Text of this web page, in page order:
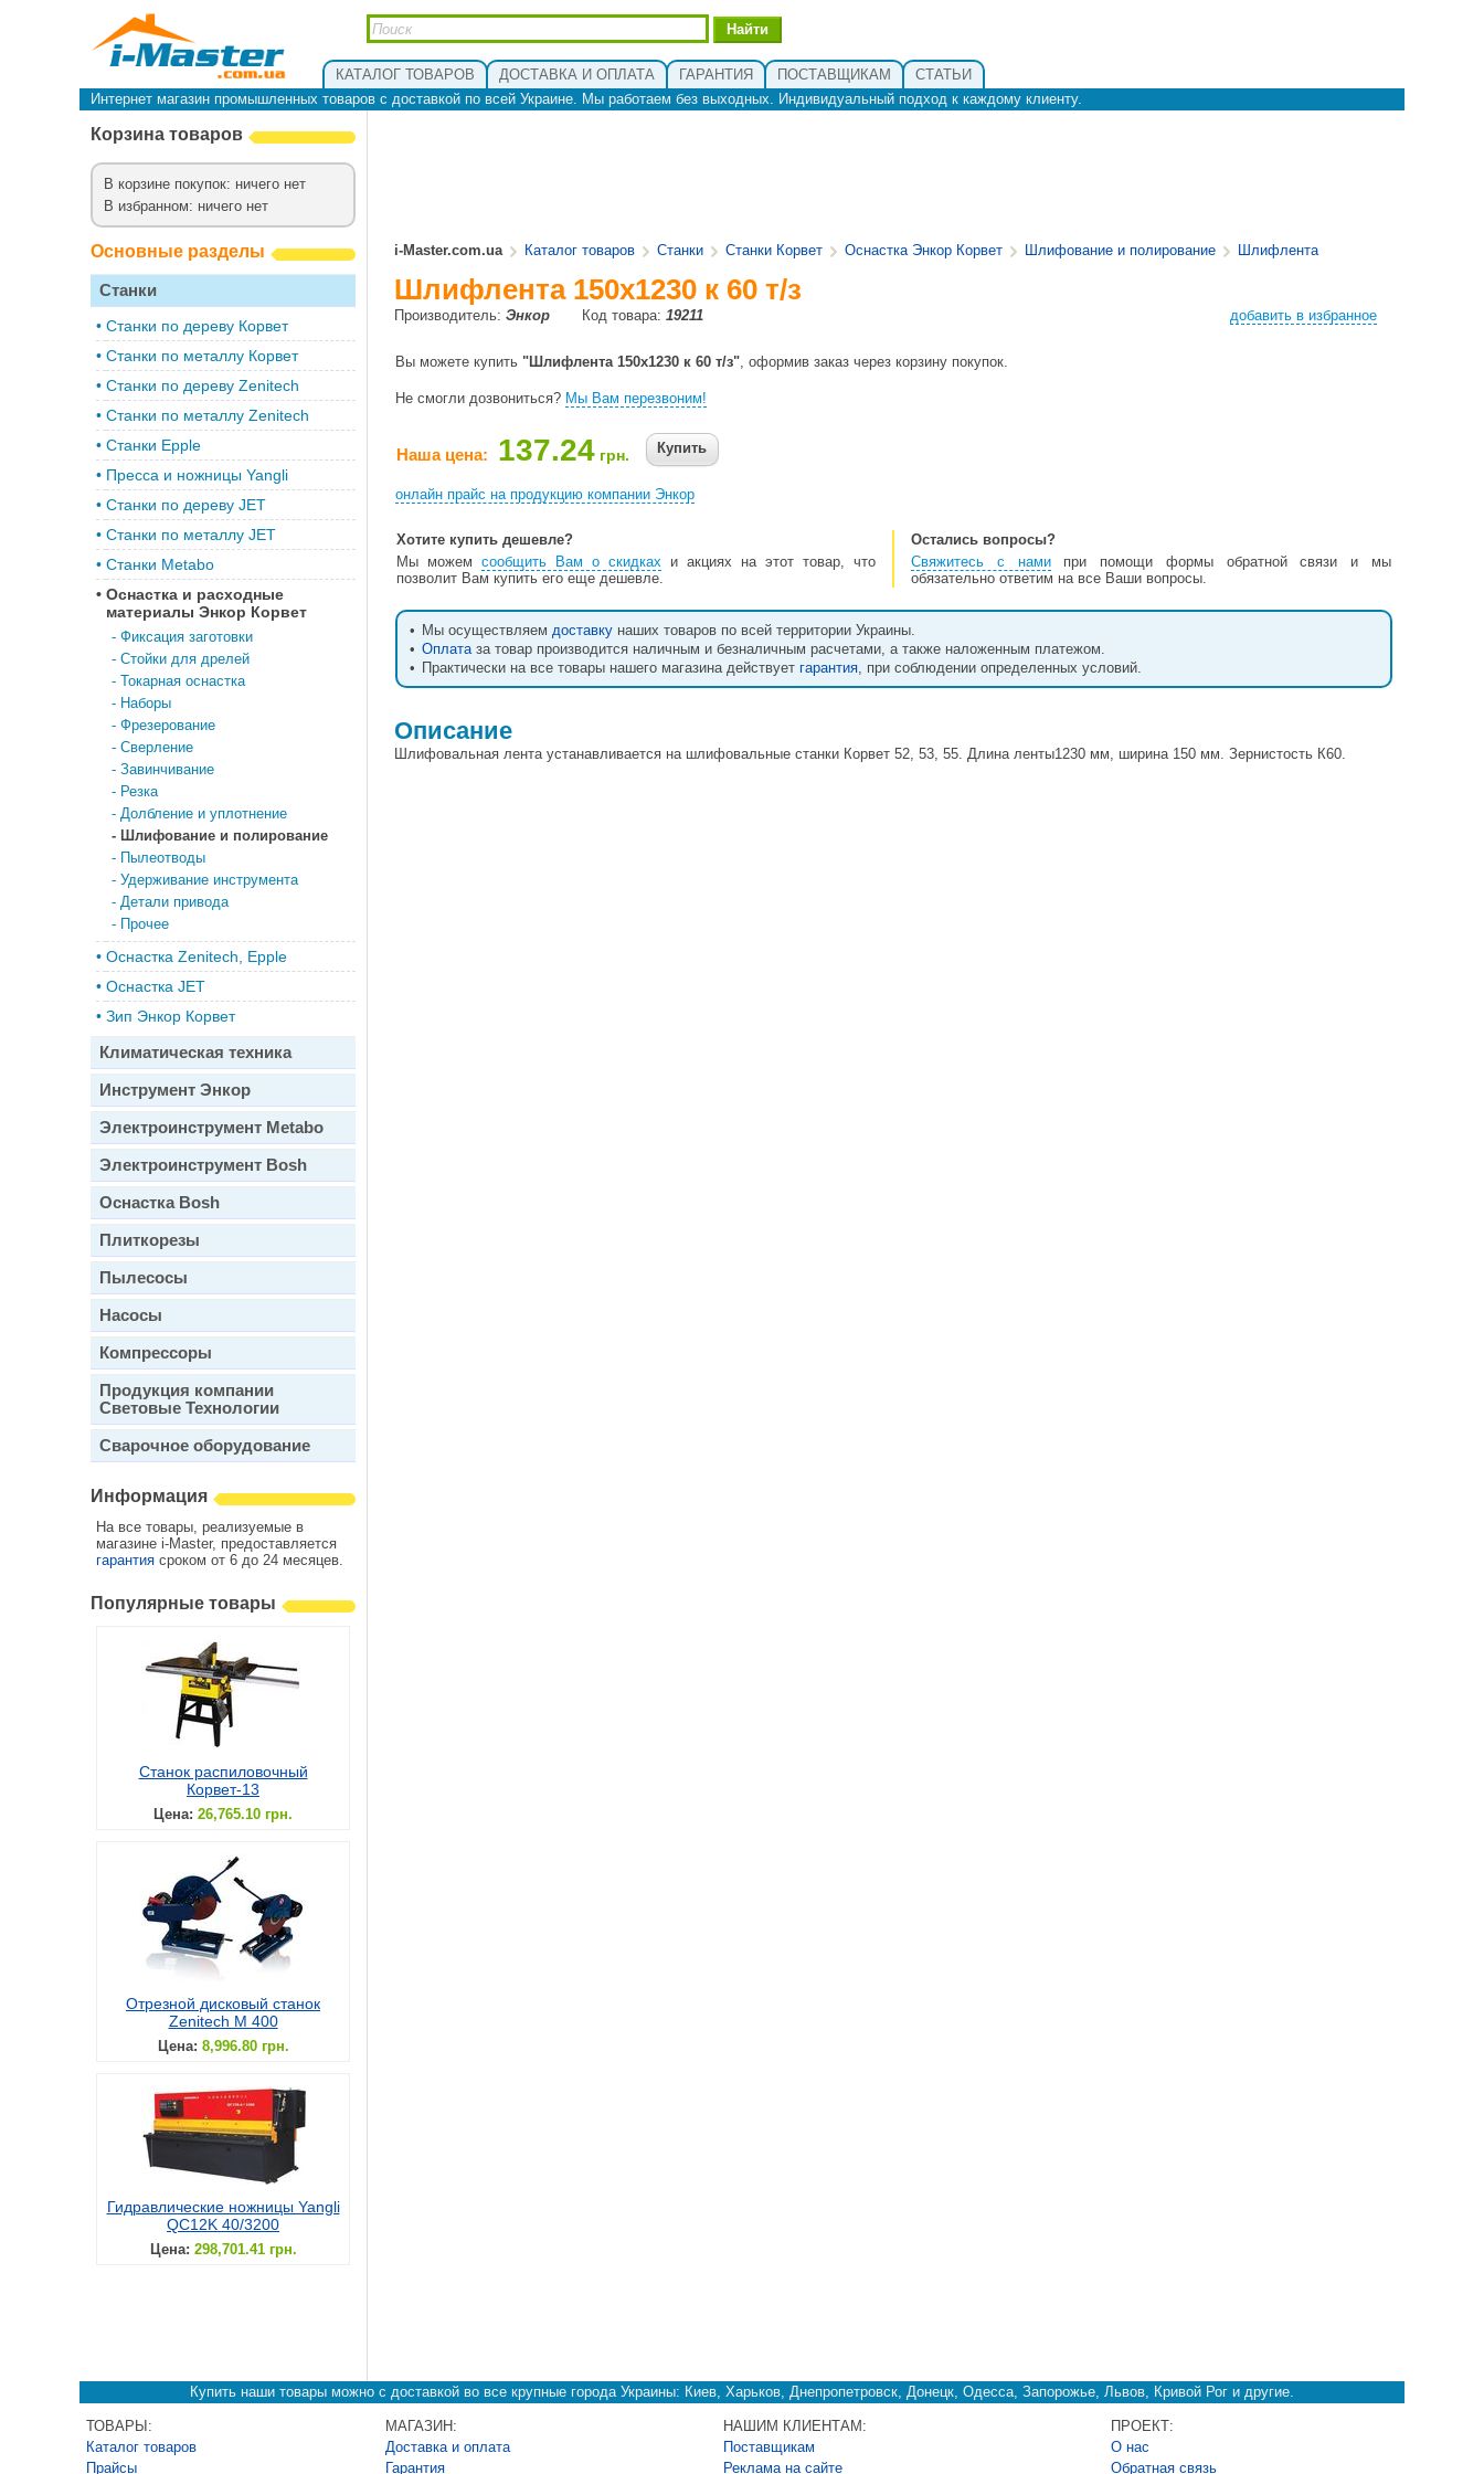
КАТАЛОГ ТОВАРОВ ДОСТАВКА И ОПЛАТА ГАРАНТИЯ ПОСТАВЩИКАМ
СТАТЬИ
Интернет магазин промышленных товаров с доставкой по всей Украине. Мы работаем без выходных. Индивидуальный подход к каждому клиенту.
Корзина товаров
В корзине покупок: ничего нет
В избранном: ничего нет
Основные разделы
Станки
• Cтанки по дереву Корвет
• Станки по металлу Корвет
• Cтанки по дереву Zenitech
• Cтанки по металлу Zenitech
• Станки Epple
• Пресса и ножницы Yangli
• Станки по дереву JET
• Станки по металлу JET
• Станки Metabo
• Оснастка и расходные
материалы Энкор Корвет
- Фиксация заготовки
- Стойки для дрелей
- Токарная оснастка
- Наборы
- Фрезерование
- Сверление
- Завинчивание
- Резка
- Долбление и уплотнение
- Шлифование и полирование
- Пылеотводы
- Удерживание инструмента
- Детали привода
- Прочее
• Оснастка Zenitech, Epple
• Оснастка JET
• Зип Энкор Корвет
Климатическая техника
Инструмент Энкор
Электроинструмент Metabo
Электроинструмент Bosh
Оснастка Bosh
Плиткорезы
Пылесосы
Насосы
Компрессоры
Продукция компании
Световые Технологии
Сварочное оборудование
Информация
На все товары, реализуемые в
магазине i-Master, предоставляется
гарантия сроком от 6 до 24 месяцев.
Популярные товары
Станок распиловочный
Корвет-13
Цена: 26,765.10 грн.
Отрезной дисковый станок
Zenitech M 400
Цена: 8,996.80 грн.
Гидравлические ножницы Yangli
QC12K 40/3200
Цена: 298,701.41 грн.
i-Master.com.ua Каталог товаров Станки Станки Корвет Оснастка Энкор Корвет Шлифование и полирование Шлифлента
Шлифлента 150х1230 к 60 т/з
Производитель: Энкор Код товара: 19211 добавить в избранное
Вы можете купить "Шлифлента 150х1230 к 60 т/з", оформив заказ через корзину покупок.
Не смогли дозвониться? Мы Вам перезвоним!
Наша цена: 137.24 грн. Купить
онлайн прайс на продукцию компании Энкор
Хотите купить дешевле?
Мы можем сообщить Вам о скидках и акциях на этот товар, что
позволит Вам купить его еще дешевле.
Остались вопросы?
Свяжитесь с намипри помощи формы обратной связи и мы
обязательно ответим на все Ваши вопросы.
• Мы осуществляем доставку наших товаров по всей территории Украины.
• Оплатаза товар производится наличным и безналичным расчетами, а также наложенным платежом.
• Практически на все товары нашего магазина действует гарантия, при соблюдении определенных условий.
Описание
Шлифовальная лента устанавливается на шлифовальные станки Корвет 52, 53, 55. Длина ленты1230 мм, ширина 150 мм. Зернистость К60.
Купить наши товары можно с доставкой во все крупные города Украины: Киев, Харьков, Днепропетровск, Донецк, Одесса, Запорожье, Львов, Кривой Рог и другие.
ТОВАРЫ:
Каталог товаров
Прайсы
МАГАЗИН:
Доставка и оплата
Гарантия
НАШИМ КЛИЕНТАМ:
Поставщикам
Реклама на сайте
ПРОЕКТ:
О нас
Обратная связь